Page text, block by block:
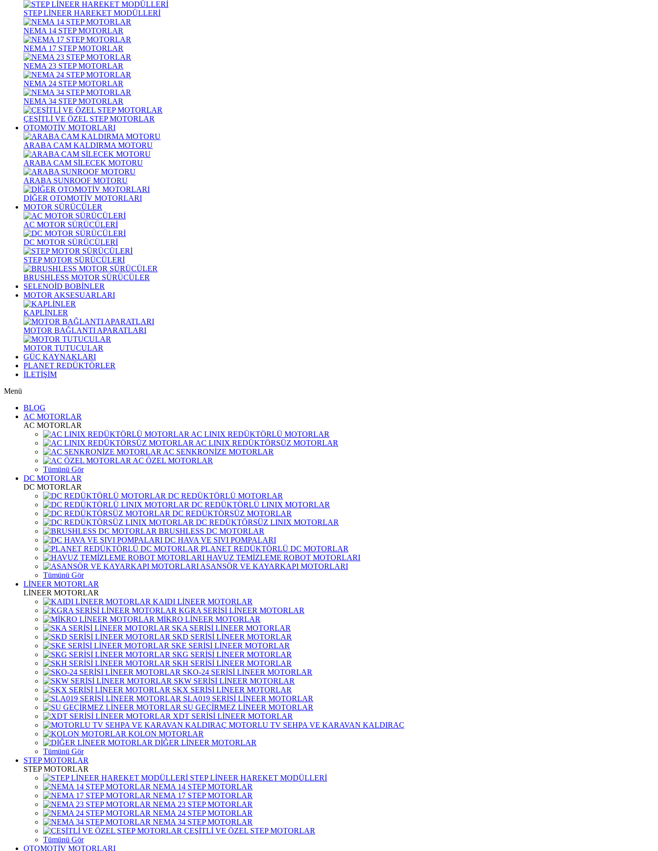
STEP LİNEER HAREKET MODÜLLERİ
NEMA 14 STEP MOTORLAR
NEMA 17 STEP MOTORLAR
NEMA 23 STEP MOTORLAR
NEMA 24 STEP MOTORLAR
NEMA 34 STEP MOTORLAR
ÇEŞİTLİ VE ÖZEL STEP MOTORLAR
OTOMOTİV MOTORLARI
ARABA CAM KALDIRMA MOTORU
ARABA CAM SİLECEK MOTORU
ARABA SUNROOF MOTORU
DİĞER OTOMOTİV MOTORLARI
MOTOR SÜRÜCÜLER
AC MOTOR SÜRÜCÜLERİ
DC MOTOR SÜRÜCÜLERİ
STEP MOTOR SÜRÜCÜLERİ
BRUSHLESS MOTOR SÜRÜCÜLER
SELENOİD BOBİNLER
MOTOR AKSESUARLARI
KAPLİNLER
MOTOR BAĞLANTI APARATLARI
MOTOR TUTUCULAR
GÜÇ KAYNAKLARI
PLANET REDÜKTÖRLER
İLETİŞİM
Menü
BLOG
AC MOTORLAR
AC MOTORLAR
AC LINIX REDÜKTÖRLÜ MOTORLAR
AC LINIX REDÜKTÖRSÜZ MOTORLAR
AC SENKRONİZE MOTORLAR
AC ÖZEL MOTORLAR
Tümünü Gör
DC MOTORLAR
DC MOTORLAR
DC REDÜKTÖRLÜ MOTORLAR
DC REDÜKTÖRLÜ LINIX MOTORLAR
DC REDÜKTÖRSÜZ MOTORLAR
DC REDÜKTÖRSÜZ LINIX MOTORLAR
BRUSHLESS DC MOTORLAR
DC HAVA VE SIVI POMPALARI
PLANET REDÜKTÖRLÜ DC MOTORLAR
HAVUZ TEMİZLEME ROBOT MOTORLARI
ASANSÖR VE KAYARKAPI MOTORLARI
Tümünü Gör
LİNEER MOTORLAR
LİNEER MOTORLAR
KAIDI LİNEER MOTORLAR
KGRA SERİSİ LİNEER MOTORLAR
MİKRO LİNEER MOTORLAR
SKA SERİSİ LİNEER MOTORLAR
SKD SERİSİ LİNEER MOTORLAR
SKE SERİSİ LİNEER MOTORLAR
SKG SERİSİ LİNEER MOTORLAR
SKH SERİSİ LİNEER MOTORLAR
SKO-24 SERİSİ LİNEER MOTORLAR
SKW SERİSİ LİNEER MOTORLAR
SKX SERİSİ LİNEER MOTORLAR
SLA019 SERİSİ LİNEER MOTORLAR
SU GEÇİRMEZ LİNEER MOTORLAR
XDT SERİSİ LİNEER MOTORLAR
MOTORLU TV SEHPA VE KARAVAN KALDIRAÇ
KOLON MOTORLAR
DİĞER LİNEER MOTORLAR
Tümünü Gör
STEP MOTORLAR
STEP MOTORLAR
STEP LİNEER HAREKET MODÜLLERİ
NEMA 14 STEP MOTORLAR
NEMA 17 STEP MOTORLAR
NEMA 23 STEP MOTORLAR
NEMA 24 STEP MOTORLAR
NEMA 34 STEP MOTORLAR
ÇEŞİTLİ VE ÖZEL STEP MOTORLAR
Tümünü Gör
OTOMOTİV MOTORLARI